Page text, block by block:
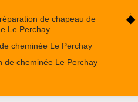
de chapeau de
Le Perchay
cheminée Le Perchay
de cheminée Le Perchay